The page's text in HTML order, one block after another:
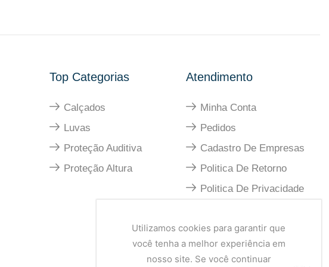
Top Categorias
Calçados
Luvas
Proteção Auditiva
Proteção Altura
Atendimento
Minha Conta
Pedidos
Cadastro De Empresas
Politica De Retorno
Politica De Privacidade
Utilizamos cookies para garantir que
você tenha a melhor experiência em
nosso site. Se você continuar